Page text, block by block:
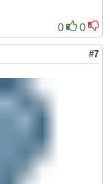
0
0
#7